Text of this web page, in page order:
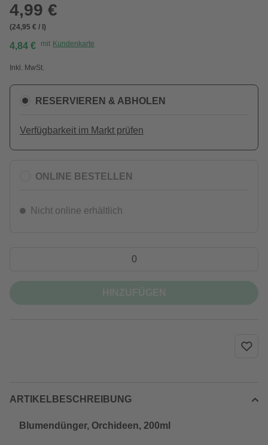
4,99 €
(24,95 € / l)
4,84 € mit Kundenkarte
Inkl. MwSt.
RESERVIEREN & ABHOLEN
Verfügbarkeit im Markt prüfen
ONLINE BESTELLEN
Nicht online erhältlich
ARTIKELBESCHREIBUNG
Blumendünger, Orchideen, 200ml